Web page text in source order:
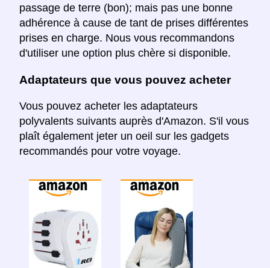
passage de terre (bon); mais pas une bonne
adhérence à cause de tant de prises différentes
prises en charge. Nous vous recommandons
d'utiliser une option plus chère si disponible.
Adaptateurs que vous pouvez acheter
Vous pouvez acheter les adaptateurs
polyvalents suivants auprès d'Amazon. S'il vous
plaît également jeter un oeil sur les gadgets
recommandés pour votre voyage.